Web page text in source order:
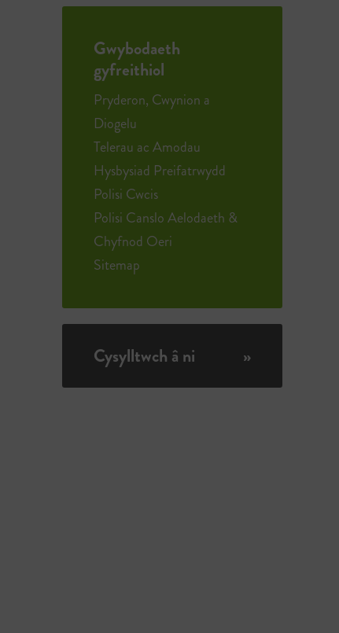
Gwybodaeth
gyfreithiol
Pryderon, Cwynion a
Diogelu
Telerau ac Amodau
Hysbysiad Preifatrwydd
Polisi Cwcis
Polisi Canslo Aelodaeth &
Chyfnod Oeri
Sitemap
Cysylltwch â ni »